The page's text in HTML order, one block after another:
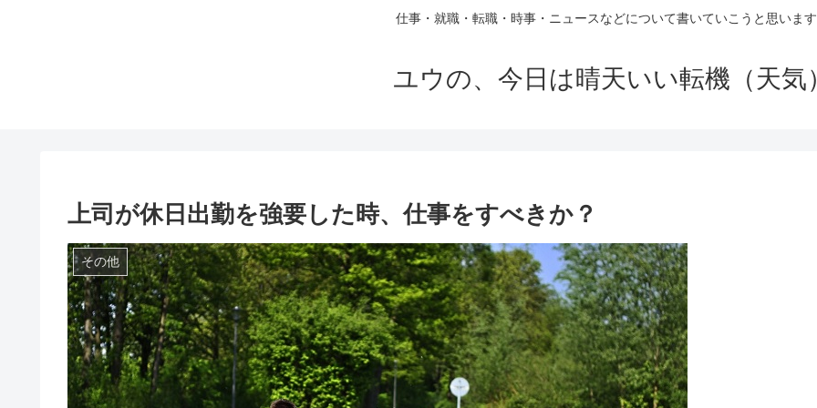
仕事・就職・転職・時事・ニュースなどについて書いていこうと思いま
ユウの、今日は晴天いい転機（天気
上司が休日出勤を強要した時、仕事をすべきか？
その他